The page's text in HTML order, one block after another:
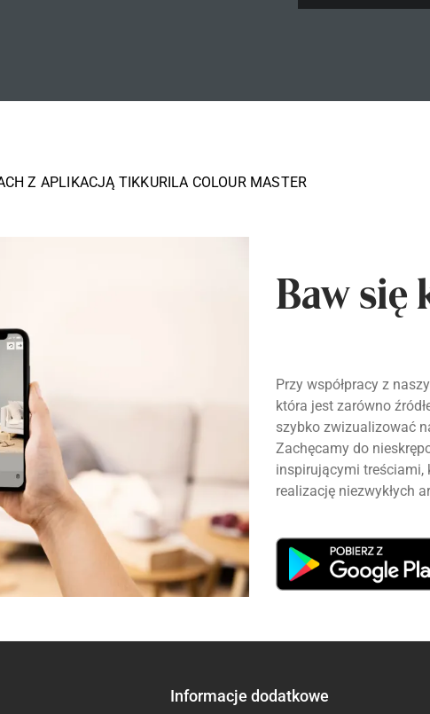
Z APLIKACJĄ TIKKURILA COLOUR MASTER
Baw się
Przy współpracy z
która jest zarówno
szybko zwizualizować
Zachęcamy do
inspirującymi treściami,
realizację niezwykłych
Informacje dodatkowe